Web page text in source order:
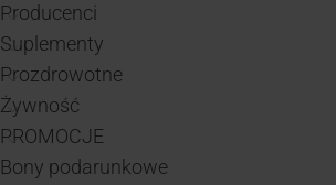
Producenci
Suplementy
Prozdrowotne
Żywność
PROMOCJE
Bony podarunkowe